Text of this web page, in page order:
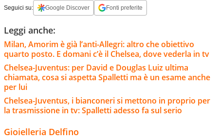
Seguici su: Google Discover Fonti preferite
Leggi anche:
Milan, Amorim è già l’anti-Allegri: altro che obiettivo
quarto posto. E domani c’è il Chelsea, dove vederla in tv
Chelsea-Juventus: per David e Douglas Luiz ultima
chiamata, cosa si aspetta Spalletti ma è un esame anche
per lui
Chelsea-Juventus, i bianconeri si mettono in proprio per
la trasmissione in tv: Spalletti adesso fa sul serio
Gioielleria Delfino